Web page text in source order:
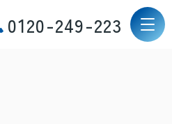
0120-249-223